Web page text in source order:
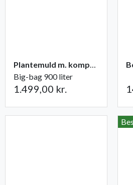
Plantemuld m. kompost fra Champost
Big-bag 900 liter
1.499,00 kr.